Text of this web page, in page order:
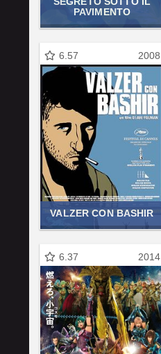
PAVIMENTO
6.57 2008
VALZER CON BASHIR
6.37 2014